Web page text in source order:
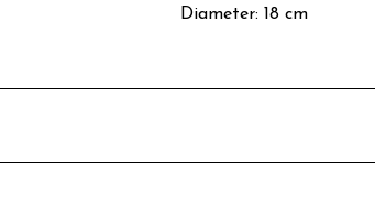
Diameter: 18 cm